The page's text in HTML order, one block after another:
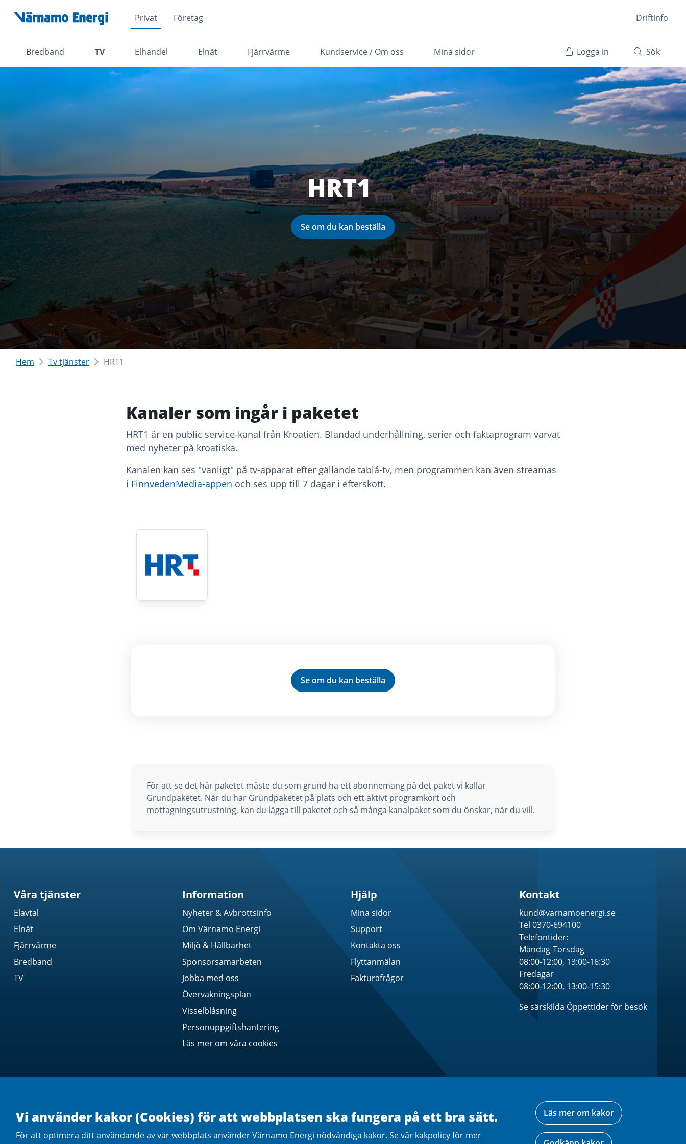
Vi använder kakor (Cookies) för att webbplatsen ska fungera på ett bra sätt.
För att optimera ditt användande av vår webbplats använder Värnamo Energi nödvändiga kakor. Se vår kakpolicy för mer
Läs mer om kakor
Hoppa över navigationsmenyn Privat Företag Driftinfo
Bredband TV Elhandel Elnät Fjärrvärme Kundservice / Om oss Mina sidor Logga in Sök
HRT1
Se om du kan beställa
Hem Tv tjänster HRT1
Kanaler som ingår i paketet
HRT1 är en public service-kanal från Kroatien. Blandad underhållning, serier och faktaprogram varvat
med nyheter på kroatiska.
Kanalen kan ses "vanligt" på tv-apparat efter gällande tablå-tv, men programmen kan även streamas
i FinnvedenMedia-appen och ses upp till 7 dagar i efterskott.
Se om du kan beställa
För att se det här paketet måste du som grund ha ett abonnemang på det paket vi kallar
Grundpaketet. När du har Grundpaketet på plats och ett aktivt programkort och
mottagningsutrustning, kan du lägga till paketet och så många kanalpaket som du önskar, när du vill.
Våra tjänster
Elavtal
Elnät
Fjärrvärme
Bredband
TV
Information
Nyheter & Avbrottsinfo
Om Värnamo Energi
Miljö & Hållbarhet
Sponsorsamarbeten
Jobba med oss
Övervakningsplan
Visselblåsning
Personuppgiftshantering
Läs mer om våra cookies
Hjälp
Mina sidor
Support
Kontakta oss
Flyttanmälan
Fakturafrågor
Kontakt
kund@varnamoenergi.se
Tel 0370-694100
Telefontider:
Måndag-Torsdag
08:00-12:00, 13:00-16:30
Fredagar
08:00-12:00, 13:00-15:30
Se särskilda Öppettider för besök